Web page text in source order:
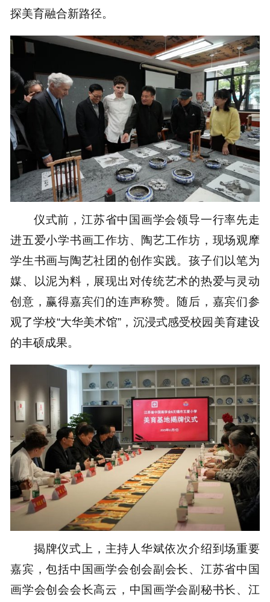
探美育融合新路径。
仪式前，江苏省中国画学会领导一行率先走
进五爱小学书画工作坊、陶艺工作坊，现场观摩
学生书画与陶艺社团的创作实践。孩子们以笔为
媒、以泥为料，展现出对传统艺术的热爱与灵动
创意，赢得嘉宾们的连声称赞。随后，嘉宾们参
观了学校“大华美术馆”，沉浸式感受校园美育建设
的丰硕成果。
揭牌仪式上，主持人华斌依次介绍到场重要
嘉宾，包括中国画学会创会副会长、江苏省中国
画学会创会会长高云，中国画学会副秘书长、江